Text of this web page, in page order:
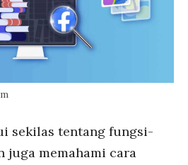
sekilas tentang fungsi-
juga memahami cara